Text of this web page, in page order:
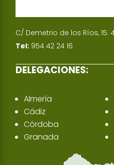
C/ Demetrio de los Ríos, 15.
Tel: 954 42 24 16
DELEGACIONES:
Almería
Cádiz
Córdoba
Granada